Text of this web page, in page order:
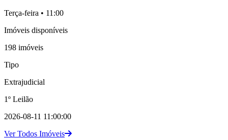
Terça-feira • 11:00
Imóveis disponíveis
198 imóveis
Tipo
Extrajudicial
1º Leilão
2026-08-11 11:00:00
Ver Todos Imóveis